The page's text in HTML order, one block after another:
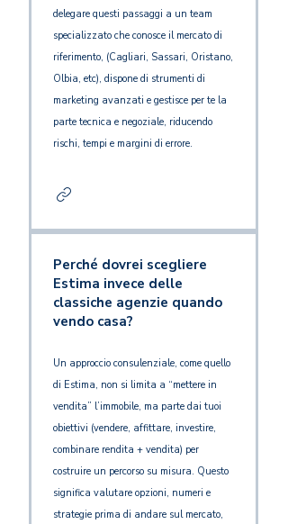
delegare questi passaggi a un team
specializzato che conosce il mercato di
riferimento, (Cagliari, Sassari, Oristano,
Olbia, etc), dispone di strumenti di
marketing avanzati e gestisce per te la
parte tecnica e negoziale, riducendo
rischi, tempi e margini di errore.
Perché dovrei scegliere
Estima invece delle
classiche agenzie quando
vendo casa?
Un approccio consulenziale, come quello
di Estima, non si limita a “mettere in
vendita” l’immobile, ma parte dai tuoi
obiettivi (vendere, affittare, investire,
combinare rendita + vendita) per
costruire un percorso su misura. Questo
significa valutare opzioni, numeri e
strategie prima di andare sul mercato,